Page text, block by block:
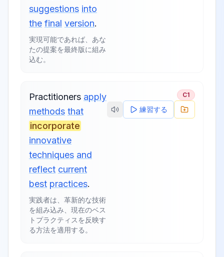
suggestions into
the final version.
実現可能であれば、あな
たの提案を最終版に組み
込む。
Practitioners apply
methods that
incorporate
innovative
techniques and
reflect current
best practices.
実践者は、革新的な技術
を組み込み、現在のベス
トプラクティスを反映す
る方法を適用する。
C1
練習する